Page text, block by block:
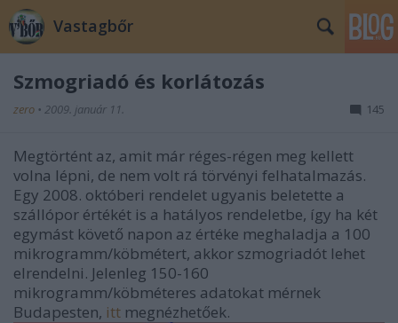
Vastagbőr
Szmogriadó és korlátozás
zero • 2009. január 11. 145
Megtörtént az, amit már réges-régen meg kellett
volna lépni, de nem volt rá törvényi felhatalmazás.
Egy 2008. októberi rendelet ugyanis beletette a
szállópor értékét is a hatályos rendeletbe, így ha két
egymást követő napon az értéke meghaladja a 100
mikrogramm/köbmétert, akkor szmogriadót lehet
elrendelni. Jelenleg 150-160
mikrogramm/köbméteres adatokat mérnek
Budapesten, itt megnézhetőek.